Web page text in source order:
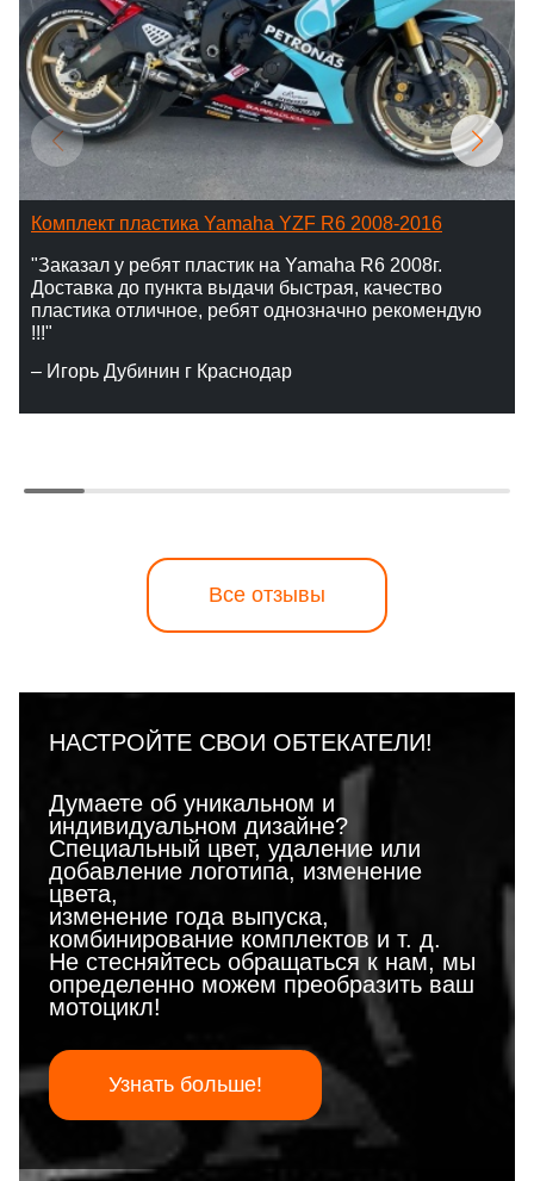
Комплект пластика Yamaha YZF R6 2008-2016
"Заказал у ребят пластик на Yamaha R6 2008г.
Доставка до пункта выдачи быстрая, качество
пластика отличное, ребят однозначно рекомендую
!!!"
– Игорь Дубинин г Краснодар
Все отзывы
НАСТРОЙТЕ СВОИ ОБТЕКАТЕЛИ!
Думаете об уникальном и
индивидуальном дизайне?
Специальный цвет, удаление или
добавление логотипа, изменение
цвета,
изменение года выпуска,
комбинирование комплектов и т. д.
Не стесняйтесь обращаться к нам, мы
определенно можем преобразить ваш
мотоцикл!
Узнать больше!